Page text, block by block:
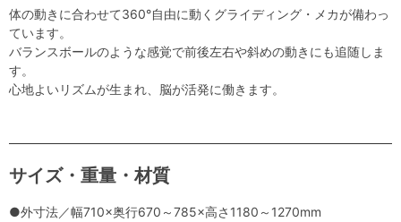
体の動きに合わせて360°自由に動くグライディング・メカが備わっ
ています。
バランスボールのような感覚で前後左右や斜めの動きにも追随しま
す。
心地よいリズムが生まれ、脳が活発に働きます。
サイズ・重量・材質
●外寸法／幅710×奥行670～785×高さ1180～1270mm